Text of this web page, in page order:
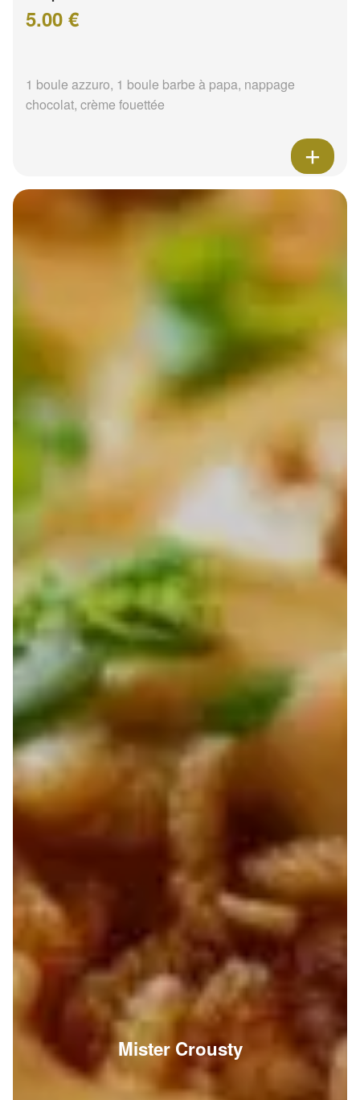
5.00 €
1 boule azzuro, 1 boule barbe à papa, nappage
chocolat, crème fouettée
Mister Crousty